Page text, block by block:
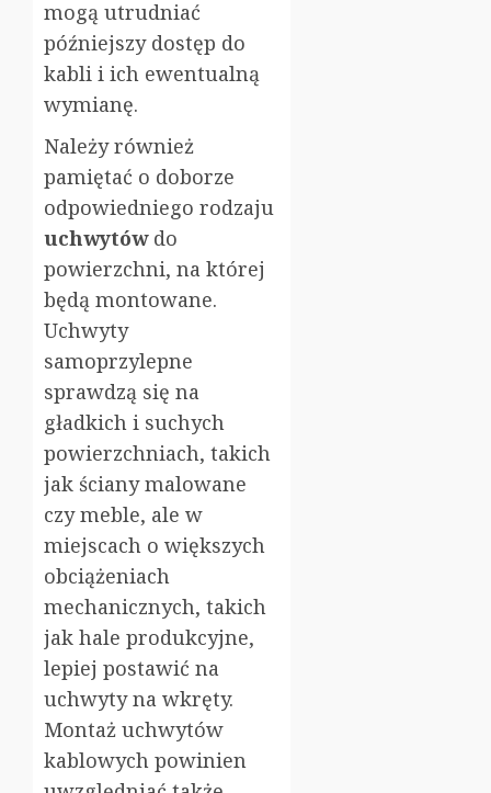
mogą utrudniać
późniejszy dostęp do
kabli i ich ewentualną
wymianę.
Należy również
pamiętać o doborze
odpowiedniego rodzaju
uchwytówdo
powierzchni, na której
będą montowane.
Uchwyty
samoprzylepne
sprawdzą się na
gładkich i suchych
powierzchniach, takich
jak ściany malowane
czy meble, ale w
miejscach o większych
obciążeniach
mechanicznych, takich
jak hale produkcyjne,
lepiej postawić na
uchwyty na wkręty.
Montaż uchwytów
kablowych powinien